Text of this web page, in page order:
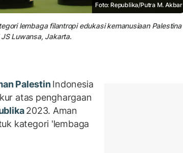
Foto: Republika/Putra M. Akbar
lembaga filantropi edukasi kemanusiaan Palestina
Luwansa, Jakarta.
PalestinIndonesia
atas penghargaan
2023. Aman
kategori 'lembaga